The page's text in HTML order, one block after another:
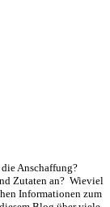
Anschaffung?
Zutaten an? Wieviel
Informationen zum